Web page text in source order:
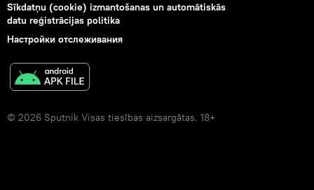
Sīkdatņu (cookie) izmantošanas un automātiskās
datu reģistrācijas politika
Настройки отслеживания
© 2026 Sputnik Visas tiesības aizsargātas. 18+